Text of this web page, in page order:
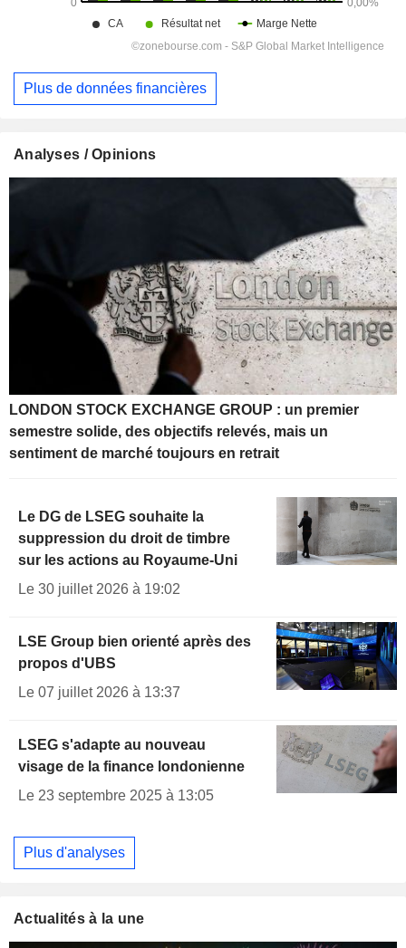
Plus de données financières
Analyses / Opinions
LONDON STOCK EXCHANGE GROUP : un premier
semestre solide, des objectifs relevés, mais un
sentiment de marché toujours en retrait
Le DG de LSEG souhaite la
suppression du droit de timbre
sur les actions au Royaume-Uni
Le 30 juillet 2026 à 19:02
LSE Group bien orienté après des
propos d'UBS
Le 07 juillet 2026 à 13:37
LSEG s'adapte au nouveau
visage de la finance londonienne
Le 23 septembre 2025 à 13:05
Plus d'analyses
Actualités à la une